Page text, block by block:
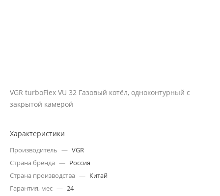
VGR turboFlex VU 32 Газовый котёл, одноконтурный с
закрытой камерой
Характеристики
Производитель — VGR
Страна бренда — Россия
Страна производства — Китай
Гарантия, мес — 24